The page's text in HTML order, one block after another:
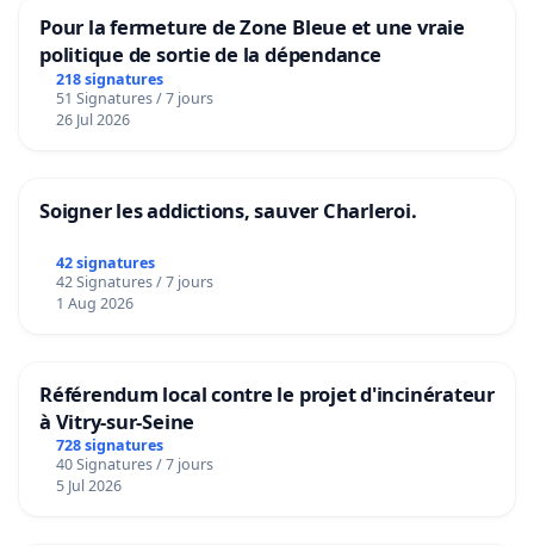
Pour la fermeture de Zone Bleue et une vraie
politique de sortie de la dépendance
218 signatures
51 Signatures / 7 jours
26 Jul 2026
Soigner les addictions, sauver Charleroi.
42 signatures
42 Signatures / 7 jours
1 Aug 2026
Référendum local contre le projet d'incinérateur
à Vitry-sur-Seine
728 signatures
40 Signatures / 7 jours
5 Jul 2026